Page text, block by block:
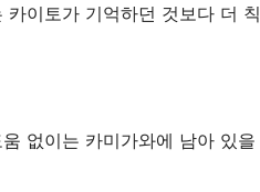
이토가 기억하던 것보다 더 칙
없이는 카미가와에 남아 있을